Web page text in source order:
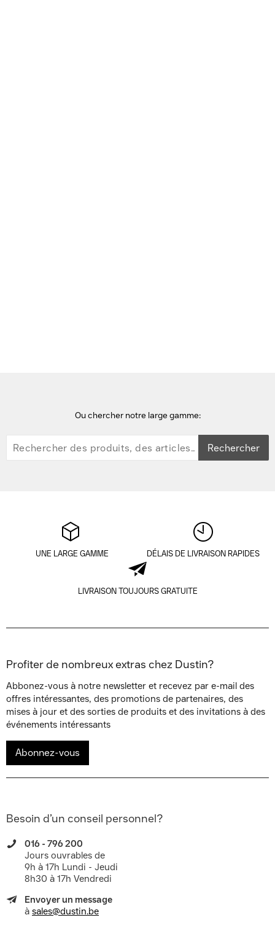
Ou chercher notre large gamme:
Rechercher
UNE LARGE GAMME DÉLAIS DE LIVRAISON RAPIDES
LIVRAISON TOUJOURS GRATUITE
Profiter de nombreux extras chez Dustin?
Abbonez-vous à notre newsletter et recevez par e-mail des
offres intéressantes, des promotions de partenaires, des
mises à jour et des sorties de produits et des invitations à des
événements intéressants
Abonnez-vous
Besoin d’un conseil personnel?
016 - 796 200
Jours ouvrables de
9h à 17h Lundi - Jeudi
8h30 à 17h Vendredi
Envoyer un message
à sales@dustin.be